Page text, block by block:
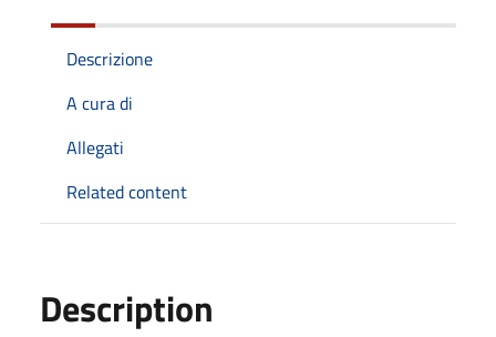
Descrizione
A cura di
Allegati
Related content
Description